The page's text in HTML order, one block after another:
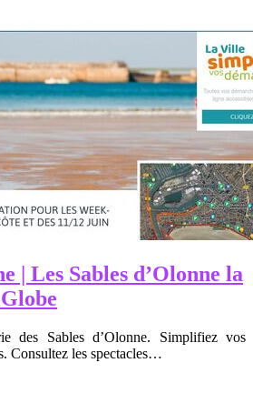
| Les Sables d’Olonne la
des Sables d’Olonne. Simplifiez vos
Consultez les spectacles…